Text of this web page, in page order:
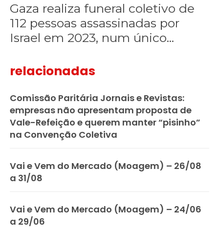
Gaza realiza funeral coletivo de
112 pessoas assassinadas por
Israel em 2023, num único...
relacionadas
Comissão Paritária Jornais e Revistas:
empresas não apresentam proposta de
Vale-Refeição e querem manter “pisinho”
na Convenção Coletiva
Vai e Vem do Mercado (Moagem) – 26/08
a 31/08
Vai e Vem do Mercado (Moagem) – 24/06
a 29/06